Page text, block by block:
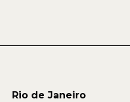
Rio de Janeiro